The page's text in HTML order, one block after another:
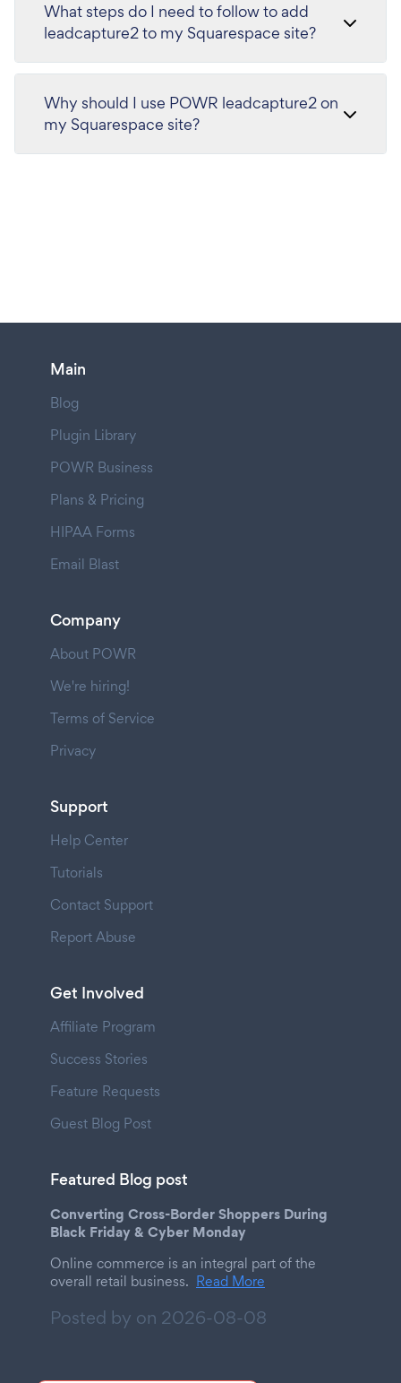
What steps do I need to follow to add
leadcapture2 to my Squarespace site?
Why should I use POWR leadcapture2 on
my Squarespace site?
Main
Blog
Plugin Library
POWR Business
Plans & Pricing
HIPAA Forms
Email Blast
Company
About POWR
We're hiring!
Terms of Service
Privacy
Support
Help Center
Tutorials
Contact Support
Report Abuse
Get Involved
Affiliate Program
Success Stories
Feature Requests
Guest Blog Post
Featured Blog post
Converting Cross-Border Shoppers During
Black Friday & Cyber Monday
Online commerce is an integral part of the
overall retail business. Read More
Posted by on 2026-08-08